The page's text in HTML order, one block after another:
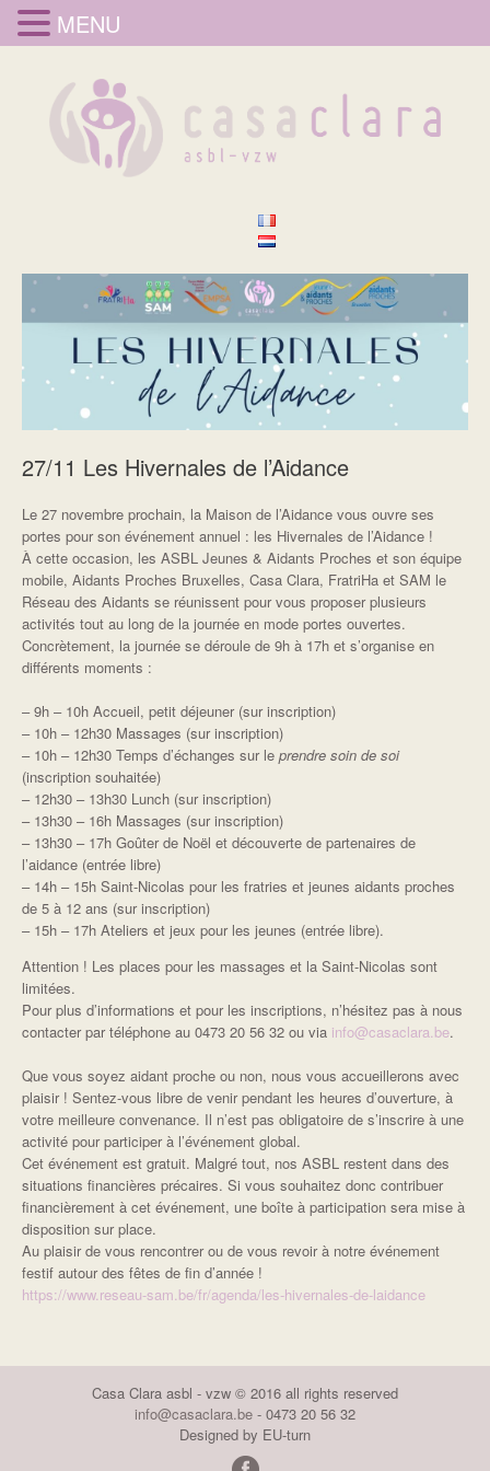
27/11 Les Hivernales de l’Aidance
Le 27 novembre prochain, la Maison de l’Aidance vous ouvre ses
portes pour son événement annuel : les Hivernales de l’Aidance !
À cette occasion, les ASBL Jeunes & Aidants Proches et son équipe
mobile, Aidants Proches Bruxelles, Casa Clara, FratriHa et SAM le
Réseau des Aidants se réunissent pour vous proposer plusieurs
activités tout au long de la journée en mode portes ouvertes.
Concrètement, la journée se déroule de 9h à 17h et s’organise en
différents moments :
– 9h – 10h Accueil, petit déjeuner (sur inscription)
– 10h – 12h30 Massages (sur inscription)
– 10h – 12h30 Temps d’échanges sur le prendre soin de soi
(inscription souhaitée)
– 12h30 – 13h30 Lunch (sur inscription)
– 13h30 – 16h Massages (sur inscription)
– 13h30 – 17h Goûter de Noël et découverte de partenaires de
l’aidance (entrée libre)
– 14h – 15h Saint-Nicolas pour les fratries et jeunes aidants proches
de 5 à 12 ans (sur inscription)
– 15h – 17h Ateliers et jeux pour les jeunes (entrée libre).
Attention ! Les places pour les massages et la Saint-Nicolas sont
limitées.
Pour plus d’informations et pour les inscriptions, n’hésitez pas à nous
contacter par téléphone au 0473 20 56 32 ou via info@casaclara.be.
Que vous soyez aidant proche ou non, nous vous accueillerons avec
plaisir ! Sentez-vous libre de venir pendant les heures d’ouverture, à
votre meilleure convenance. Il n’est pas obligatoire de s’inscrire à une
activité pour participer à l’événement global.
Cet événement est gratuit. Malgré tout, nos ASBL restent dans des
situations financières précaires. Si vous souhaitez donc contribuer
financièrement à cet événement, une boîte à participation sera mise à
disposition sur place.
Au plaisir de vous rencontrer ou de vous revoir à notre événement
festif autour des fêtes de fin d’année !
https://www.reseau-sam.be/fr/agenda/les-hivernales-de-laidance
Casa Clara asbl - vzw © 2016 all rights reserved
info@casaclara.be - 0473 20 56 32
Designed by EU-turn
MENU